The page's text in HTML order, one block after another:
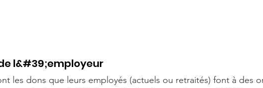
l&#39;employeur
les dons que leurs employés (actuels ou retraités) font à des